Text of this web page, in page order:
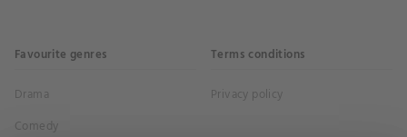
Favourite genres
Drama
Comedy
Terms conditions
Privacy policy